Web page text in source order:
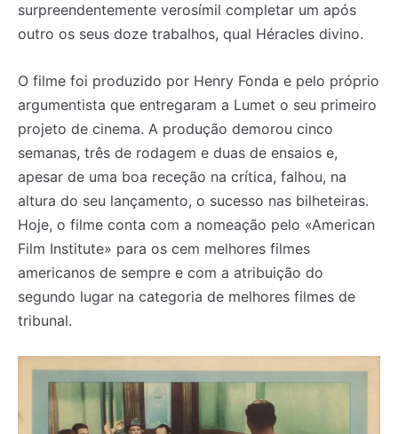
surpreendentemente verosímil completar um após
outro os seus doze trabalhos, qual Héracles divino.
O filme foi produzido por Henry Fonda e pelo próprio
argumentista que entregaram a Lumet o seu primeiro
projeto de cinema. A produção demorou cinco
semanas, três de rodagem e duas de ensaios e,
apesar de uma boa receção na crítica, falhou, na
altura do seu lançamento, o sucesso nas bilheteiras.
Hoje, o filme conta com a nomeação pelo «American
Film Institute» para os cem melhores filmes
americanos de sempre e com a atribuição do
segundo lugar na categoria de melhores filmes de
tribunal.